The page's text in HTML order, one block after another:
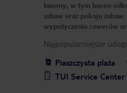
baseny, w tym basen
zabaw oraz pokoju
wypożyczenia rowerów
Najpopularniejsze
Piaszczysta plaża
TUI Service